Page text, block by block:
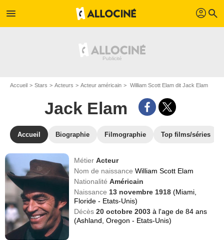
menu profil search
Accueil Stars Acteurs Acteur américain William Scott Elam dit Jack Elam
Jack Elam
Accueil Biographie Filmographie Top films/séries
MétierActeur
Nom de naissanceWilliam Scott Elam
NationalitéAméricain
Naissance 13 novembre 1918(Miami,
Floride - Etats-Unis)
Décès20 octobre 2003à l'age de 84 ans
(Ashland, Oregon - Etats-Unis)